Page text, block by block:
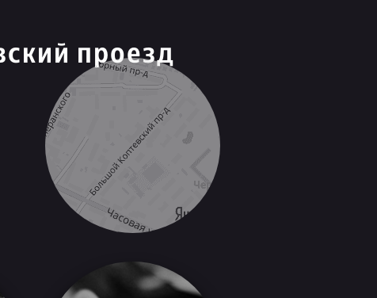
проезд